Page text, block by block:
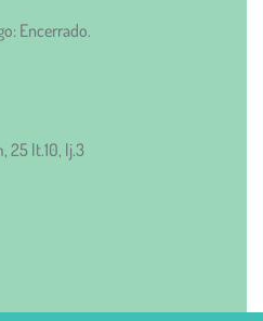
Encerrado.
25 lt.10, lj.3